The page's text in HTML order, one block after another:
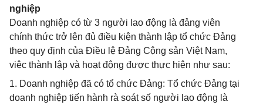
nghiệp
Doanh nghiệp có từ 3 người lao động là đảng viên
chính thức trở lên đủ điều kiện thành lập tổ chức Đảng
theo quy định của Điều lệ Đảng Cộng sản Việt Nam,
việc thành lập và hoạt động được thực hiện như sau:
1. Doanh nghiệp đã có tổ chức Đảng: Tổ chức Đảng tại
doanh nghiệp tiến hành rà soát số người lao động là